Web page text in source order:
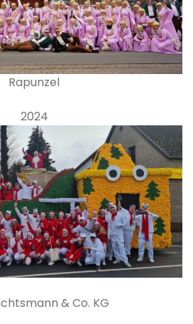
Rapunzel
2024
& Co. KG